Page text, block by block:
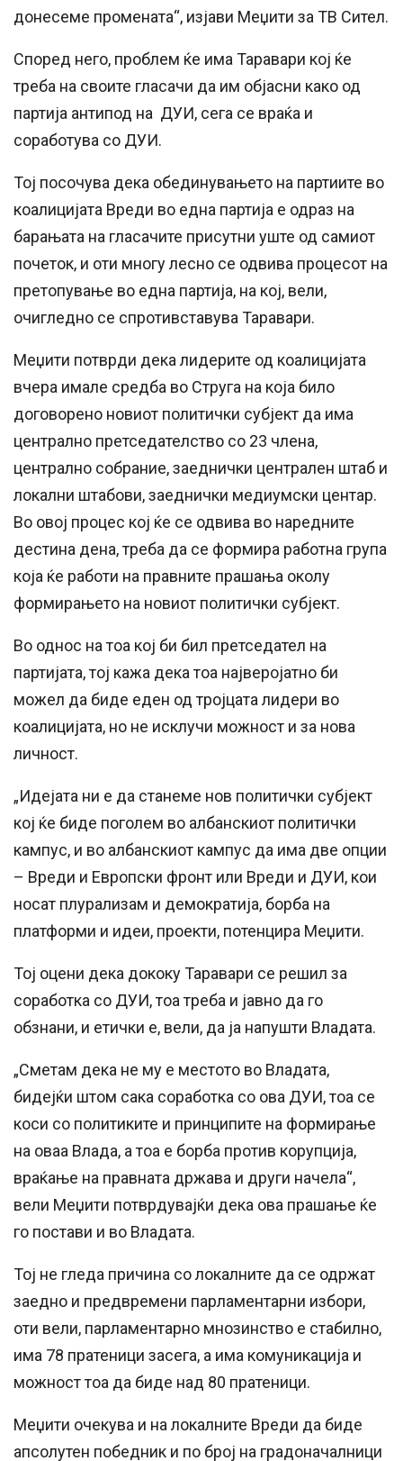
донесеме промената“, изјави Меџити за ТВ Сител.
Според него, проблем ќе има Таравари кој ќе
треба на своите гласачи да им објасни како од
партија антипод на ДУИ, сега се враќа и
соработува со ДУИ.
Тој посочува дека обединувањето на партиите во
коалицијата Вреди во една партија е одраз на
барањата на гласачите присутни уште од самиот
почеток, и оти многу лесно се одвива процесот на
претопување во една партија, на кој, вели,
очигледно се спротивставува Таравари.
Меџити потврди дека лидерите од коалицијата
вчера имале средба во Струга на која било
договорено новиот политички субјект да има
централно претседателство со 23 члена,
централно собрание, заеднички централен штаб и
локални штабови, заеднички медиумски центар.
Во овој процес кој ќе се одвива во наредните
дестина дена, треба да се формира работна група
која ќе работи на правните прашања околу
формирањето на новиот политички субјект.
Во однос на тоа кој би бил претседател на
партијата, тој кажа дека тоа најверојатно би
можел да биде еден од тројцата лидери во
коалицијата, но не исклучи можност и за нова
личност.
„Идејата ни е да станеме нов политички субјект
кој ќе биде поголем во албанскиот политички
кампус, и во албанскиот кампус да има две опции
– Вреди и Европски фронт или Вреди и ДУИ, кои
носат плурализам и демократија, борба на
платформи и идеи, проекти, потенцира Меџити.
Тој оцени дека дококу Таравари се решил за
соработка со ДУИ, тоа треба и јавно да го
обзнани, и етички е, вели, да ја напушти Владата.
„Сметам дека не му е местото во Владата,
бидејќи штом сака соработка со ова ДУИ, тоа се
коси со политиките и принципите на формирање
на оваа Влада, а тоа е борба против корупција,
враќање на правната држава и други начела“,
вели Меџити потврдувајќи дека ова прашање ќе
го постави и во Владата.
Тој не гледа причина со локалните да се одржат
заедно и предвремени парламентарни избори,
оти вели, парламентарно мнозинство е стабилно,
има 78 пратеници засега, а има комуникација и
можност тоа да биде над 80 пратеници.
Меџити очекува и на локалните Вреди да биде
апсолутен победник и по број на градоначалници